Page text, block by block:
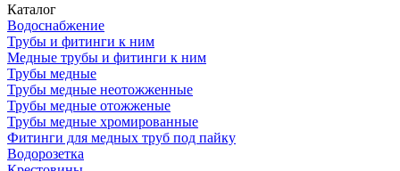
Каталог
Водоснабжение
Трубы и фитинги к ним
Медные трубы и фитинги к ним
Трубы медные
Трубы медные неотожженные
Трубы медные отожженые
Трубы медные хромированные
Фитинги для медных труб под пайку
Водорозетка